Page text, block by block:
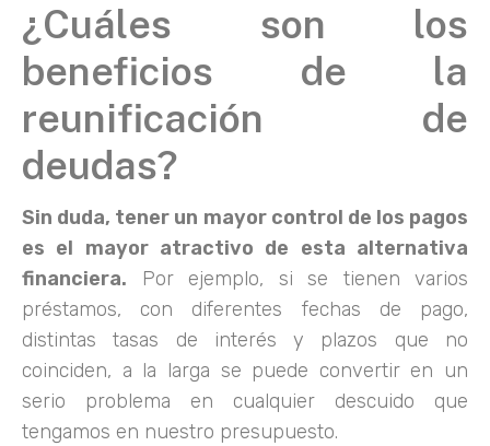
¿Cuáles son los
beneficios de la
reunificación de
deudas?
Sin duda, tener un mayor control de los pagos
es el mayor atractivo de esta alternativa
financiera. Por ejemplo, si se tienen varios
préstamos, con diferentes fechas de pago,
distintas tasas de interés y plazos que no
coinciden, a la larga se puede convertir en un
serio problema en cualquier descuido que
tengamos en nuestro presupuesto.